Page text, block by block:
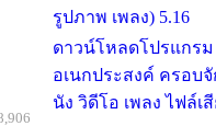
รูปภาพ เพลง) 5.16
ดาวน์โหลดโปรแกรม
อเนกประสงค์ ครอบ
นัง วิดีโอ เพลง ไฟล์เ